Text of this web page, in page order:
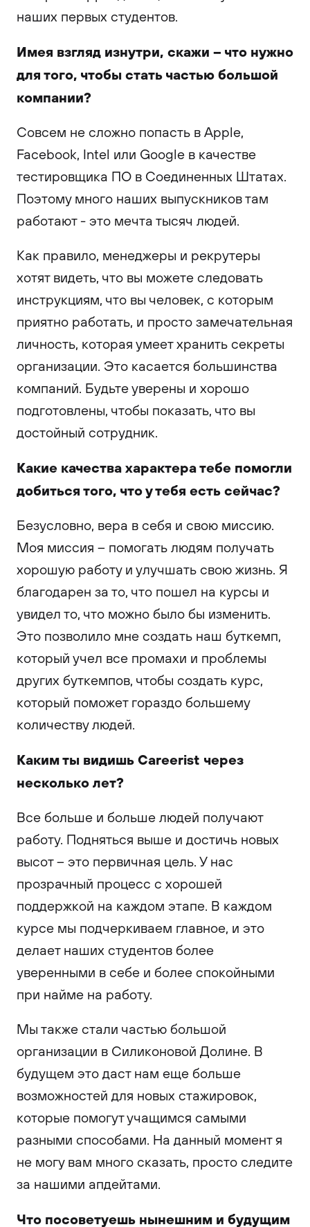
наших первых студентов.
Имея взгляд изнутри, скажи – что нужно
для того, чтобы стать частью большой
компании?
Совсем не сложно попасть в Apple,
Facebook, Intel или Google в качестве
тестировщика ПО в Соединенных Штатах.
Поэтому много наших выпускников там
работают - это мечта тысяч людей.
Как правило, менеджеры и рекрутеры
хотят видеть, что вы можете следовать
инструкциям, что вы человек, с которым
приятно работать, и просто замечательная
личность, которая умеет хранить секреты
организации. Это касается большинства
компаний. Будьте уверены и хорошо
подготовлены, чтобы показать, что вы
достойный сотрудник.
Какие качества характера тебе помогли
добиться того, что у тебя есть сейчас?
Безусловно, вера в себя и свою миссию.
Моя миссия – помогать людям получать
хорошую работу и улучшать свою жизнь. Я
благодарен за то, что пошел на курсы и
увидел то, что можно было бы изменить.
Это позволило мне создать наш буткемп,
который учел все промахи и проблемы
других буткемпов, чтобы создать курс,
который поможет гораздо большему
количеству людей.
Каким ты видишь Careerist через
несколько лет?
Все больше и больше людей получают
работу. Подняться выше и достичь новых
высот – это первичная цель. У нас
прозрачный процесс с хорошей
поддержкой на каждом этапе. В каждом
курсе мы подчеркиваем главное, и это
делает наших студентов более
уверенными в себе и более спокойными
при найме на работу.
Мы также стали частью большой
организации в Силиконовой Долине. В
будущем это даст нам еще больше
возможностей для новых стажировок,
которые помогут учащимся самыми
разными способами. На данный момент я
не могу вам много сказать, просто следите
за нашими апдейтами.
Что посоветуешь нынешним и будущим